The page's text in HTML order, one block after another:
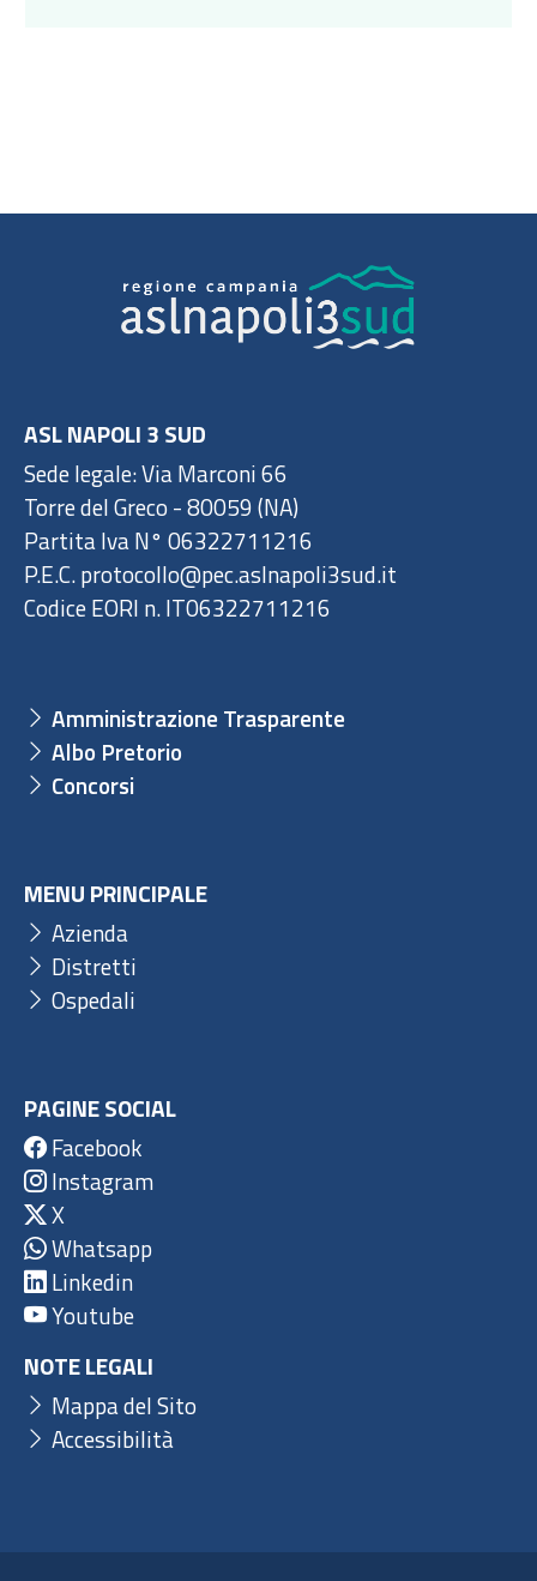
ASL NAPOLI 3 SUD
Sede legale: Via Marconi 66
Torre del Greco - 80059 (NA)
Partita Iva N° 06322711216
P.E.C. protocollo@pec.aslnapoli3sud.it
Codice EORI n. IT06322711216
Amministrazione Trasparente
Albo Pretorio
Concorsi
MENU PRINCIPALE
Azienda
Distretti
Ospedali
PAGINE SOCIAL
Facebook
Instagram
X
Whatsapp
Linkedin
Youtube
NOTE LEGALI
Mappa del Sito
Accessibilità